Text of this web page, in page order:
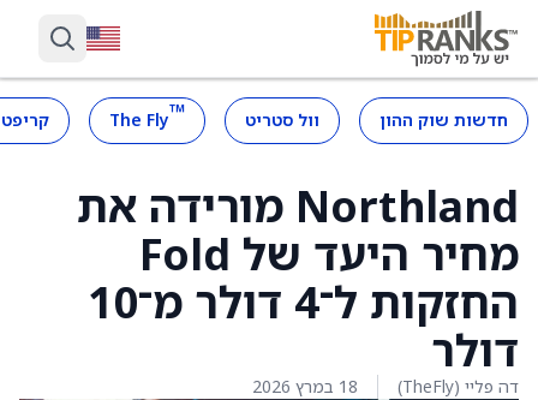
חדשות שוק ההון וול סטריט ™
The Fly
Northland מורידה את
מחיר היעד של Fold
החזקות ל־4 דולר מ־10
דולר
דה פליי (TheFly) 18 במרץ 2026